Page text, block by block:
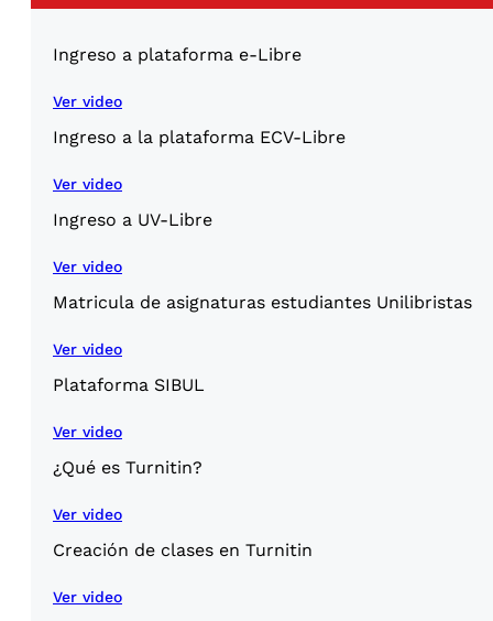
Ingreso a plataforma e-Libre
Ver video
Ingreso a la plataforma ECV-Libre
Ver video
Ingreso a UV-Libre
Ver video
Matricula de asignaturas estudiantes Unilibristas
Ver video
Plataforma SIBUL
Ver video
¿Qué es Turnitin?
Ver video
Creación de clases en Turnitin
Ver video